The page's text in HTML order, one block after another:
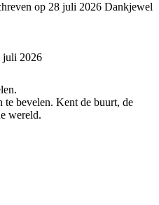
op 28 juli 2026 Dankjewel
juli 2026
te bevelen. Kent de buurt, de
wereld.